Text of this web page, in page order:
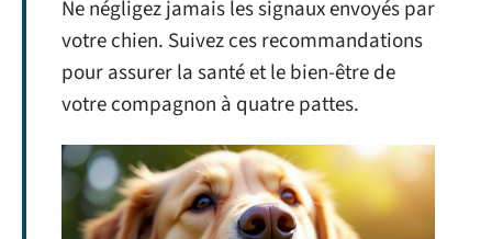
Ne négligez jamais les signaux envoyés par
votre chien. Suivez ces recommandations
pour assurer la santé et le bien-être de
votre compagnon à quatre pattes.